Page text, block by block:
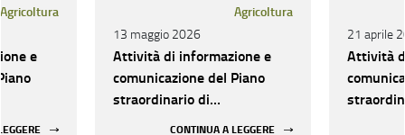
Agricoltura
e
Agricoltura
13 maggio 2026
Attività di informazione e
comunicazione del Piano
straordinario di
CONTINUA A LEGGERE
21 aprile
Attività